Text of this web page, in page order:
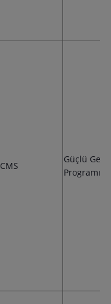
CMS
Güçlü
Programı